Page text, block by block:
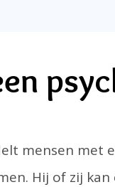
mensen met
Hij of zij